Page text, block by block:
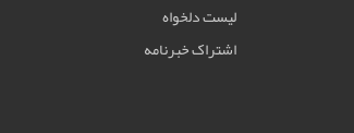
لیست دلخواه
اشتراک خبرنامه